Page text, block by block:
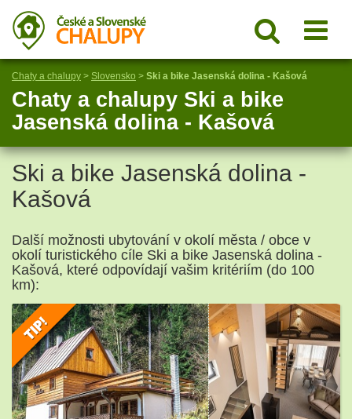
Chaty a chalupy > Slovensko > Ski a bike Jasenská dolina - Kašová
Chaty a chalupy Ski a bike
Jasenská dolina - Kašová
Ski a bike Jasenská dolina -
Kašová
Další možnosti ubytování v okolí města / obce v
okolí turistického cíle Ski a bike Jasenská dolina -
Kašová, které odpovídají vašim kritériím (do 100
km):